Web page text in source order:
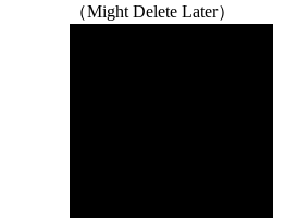
（Might Delete Later）